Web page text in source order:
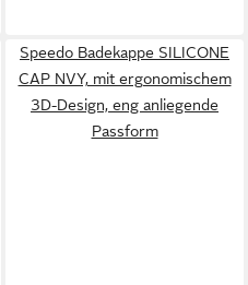
Speedo Badekappe SILICONE
CAP NVY, mit ergonomischem
3D-Design, eng anliegende
Passform